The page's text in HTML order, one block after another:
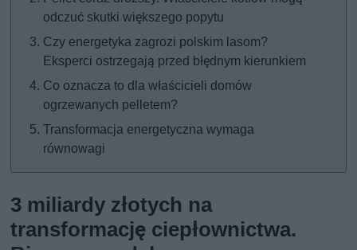
odczuć skutki większego popytu
Czy energetyka zagrozi polskim lasom?
Eksperci ostrzegają przed błędnym kierunkiem
Co oznacza to dla właścicieli domów
ogrzewanych pelletem?
Transformacja energetyczna wymaga
równowagi
3 miliardy złotych na
transformację ciepłownictwa.